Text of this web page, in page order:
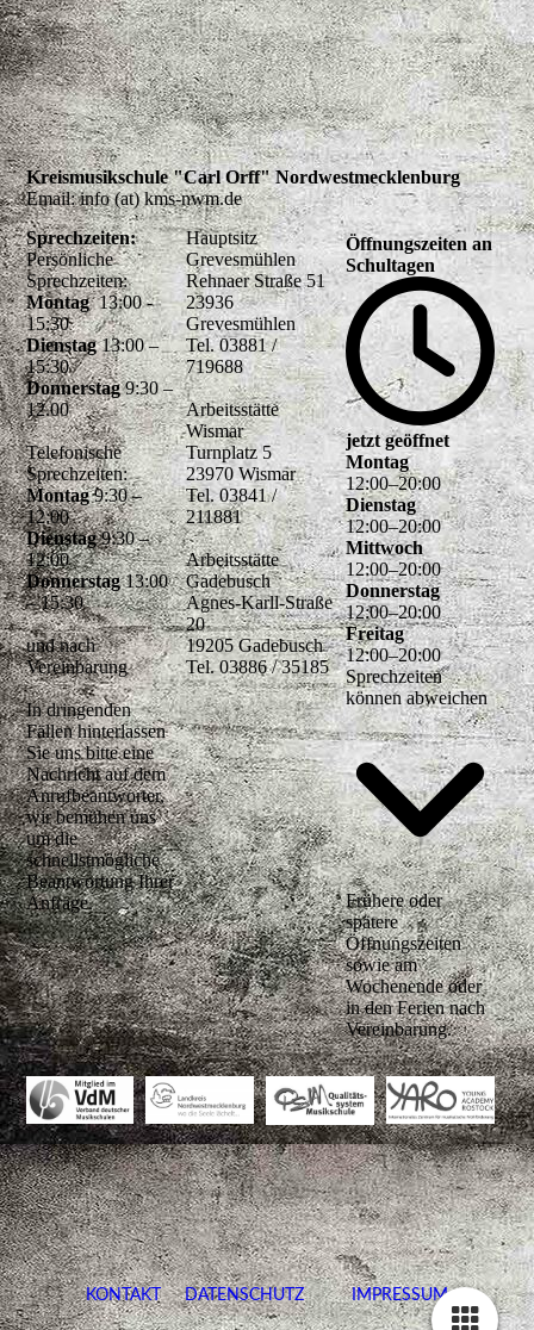
Kreismusikschule "Carl Orff" Nordwestmecklenburg
Email: info (at) kms-nwm.de
Sprechzeiten:
Persönliche
Sprechzeiten:
Montag13:00 -
15:30
Dienstag13:00 –
15:30
Donnerstag9:30 –
12.00
Telefonische
Sprechzeiten:
Montag9:30 –
12:00
Dienstag9:30 –
12:00
Donnerstag13:00
– 15:30
und nach
Vereinbarung
In dringenden
Fällen hinterlassen
Sie uns bitte eine
Nachricht auf dem
Anrufbeantworter,
wir bemühen uns
um die
schnellstmögliche
Beantwortung Ihrer
Anfrage.
Hauptsitz
Grevesmühlen
Rehnaer Straße 51
23936
Grevesmühlen
Tel. 03881 /
719688
Arbeitsstätte
Wismar
Turnplatz 5
23970 Wismar
Tel. 03841 /
211881
Arbeitsstätte
Gadebusch
Agnes-Karll-Straße
20
19205 Gadebusch
Tel. 03886 / 35185
Öffnungszeiten an
Schultagen
jetzt geöffnet
Montag
12:00–20:00
Dienstag
12:00–20:00
Mittwoch
12:00–20:00
Donnerstag
12:00–20:00
Freitag
12:00–20:00
Sprechzeiten
können abweichen
Frühere oder
spätere
Öffnungszeiten
sowie am
Wochenende oder
in den Ferien nach
Vereinbarung.
KONTAKT DATENSCHUTZIMPRESSUM